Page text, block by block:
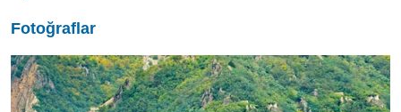
Fotoğraflar